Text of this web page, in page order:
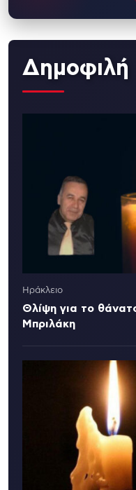
Δημοφιλή
Ηράκλειο
Θλίψη για το
Μπριλάκη